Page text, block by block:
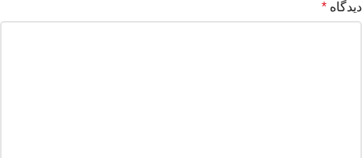
دیدگاه *